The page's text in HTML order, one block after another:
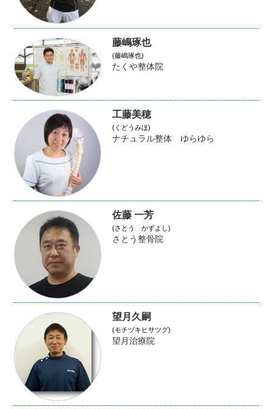
藤嶋琢也
(藤嶋琢也)
たくや整体院
工藤美穂
(くどうみほ)
ナチュラル整体 ゆらゆら
佐藤 一芳
(さとう かずよし)
さとう整骨院
望月久嗣
(モチヅキヒサツグ)
望月治療院